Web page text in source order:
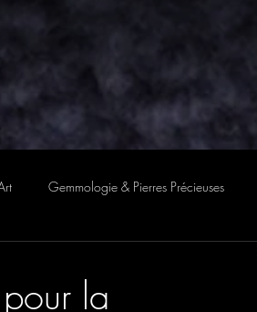
Gemmologie & Pierres Précieuses
la